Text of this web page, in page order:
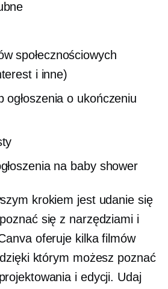
społecznościowych
i inne)
ogłoszenia o ukończeniu
na baby shower
krokiem jest udanie się
się z narzędziami i
oferuje kilka filmów
którym możesz poznać
i edycji. Udaj